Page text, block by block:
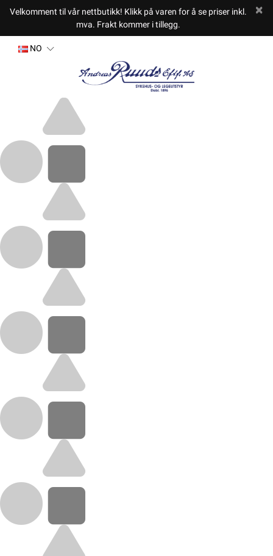
Velkomment til vår nettbutikk! Klikk på varen for å se priser inkl.
mva. Frakt kommer i tillegg.
NO